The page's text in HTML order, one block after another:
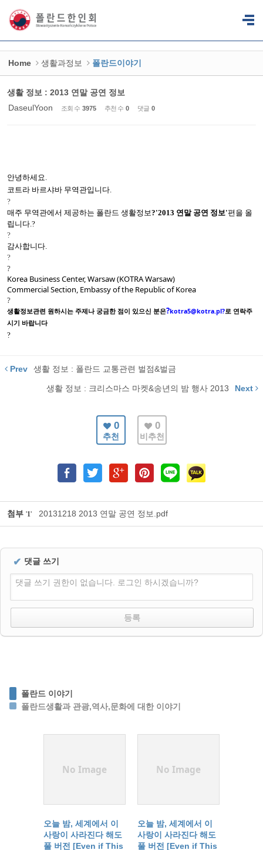
Home 생활과정보 폴란드이야기
생활 정보 : 2013 연말 공연 정보
DaseulYoon
조회 수 3975 추천 수 0 댓글 0
안녕하세요.
코트라 바르샤바 무역관입니다.
?
매주 무역관에서 제공하는 폴란드 생활정보?'2013 연말 공연 정보'편을 올
립니다.?
?
감사합니다.
?
?
Korea Business Center, Warsaw (KOTRA Warsaw)
Commercial Section, Embassy of the Republic of Korea
?
생활정보관련 원하시는 주제나 궁금한 점이 있으신 분은?kotra5@kotra.pl?로 연락주
시기
바랍니다
?
Prev 생활 정보 : 폴란드 교통관련 벌점&벌금
생활 정보 : 크리스마스 마켓&송년의 밤 행사 2013 Next
0
추천
0
비추천
첨부 '1' 20131218 2013 연말 공연 정보.pdf
✔ 댓글 쓰기
댓글 쓰기 권한이 없습니다. 로그인 하시겠습니까?
폴란드 이야기
폴란드생활과 관광,역사,문화에 대한 이야기
No Image
오늘 밤, 세계에서 이
사랑이 사라진다 해도
풀 버전 [Even if This
No Image
오늘 밤, 세계에서 이
사랑이 사라진다 해도
풀 버전 [Even if This